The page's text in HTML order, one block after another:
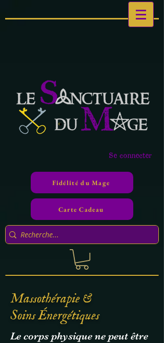
Se connecter
Fidélité du Mage
Carte Cadeau
Massothérapie &
Soins Énergétiques
Le corps physique ne peut être